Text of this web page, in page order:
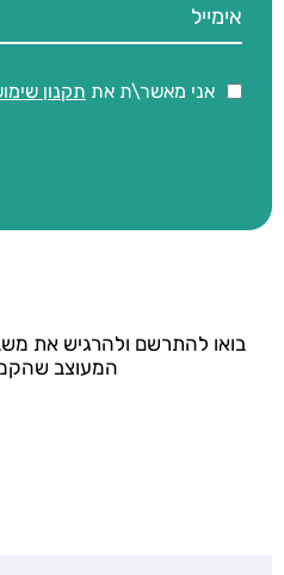
אני מאשר\ת את תקנון
בואו להתרשם ולהרגיש את
המעוצב